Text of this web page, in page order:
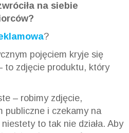
na siebie
?
pojęciem kryje się
to zdjęcie produktu, który
– robimy zdjęcie,
publiczne i czekamy na
to tak nie działa. Aby